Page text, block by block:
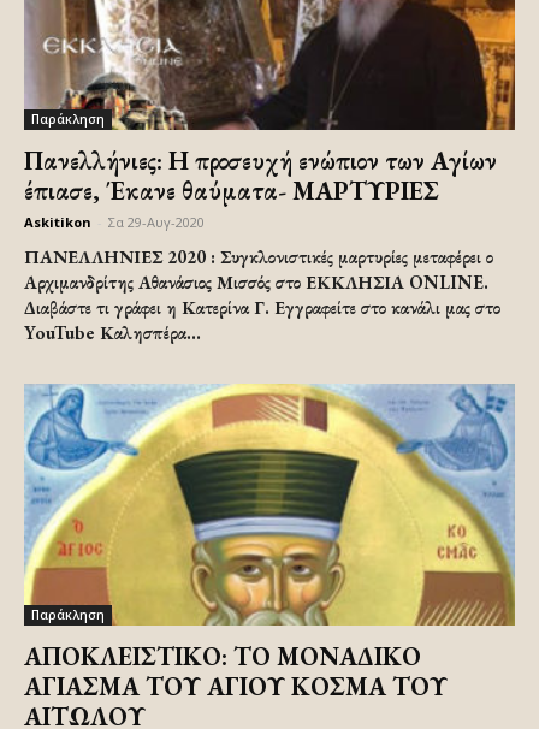
Παράκληση
Πανελλήνιες: Η προσευχή ενώπιον των Αγίων
έπιασε, Έκανε θαύματα- ΜΑΡΤΥΡΙΕΣ
Askitikon Σα 29-Αυγ-2020
ΠΑΝΕΛΛΗΝΙΕΣ 2020 : Συγκλονιστικές μαρτυρίες μεταφέρει ο
Αρχιμανδρίτης Αθανάσιος Μισσός στο ΕΚΚΛΗΣΙΑ ONLINE.
Διαβάστε τι γράφει η Κατερίνα Γ. Εγγραφείτε στο κανάλι μας στο
YouTube Καλησπέρα...
Παράκληση
ΑΠΟΚΛΕΙΣΤΙΚΟ: ΤΟ ΜΟΝΑΔΙΚΟ
ΑΓΙΑΣΜΑ ΤΟΥ ΑΓΙΟΥ ΚΟΣΜΑ ΤΟΥ
ΑΙΤΩΛΟΥ